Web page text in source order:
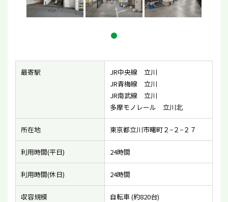
最寄駅
JR中央線 立川
JR青梅線 立川
JR南武線 立川
多摩モノレール 立川北
所在地 東京都立川市曙町２−２−２７
利用時間(平日) 24時間
利用時間(休日) 24時間
収容規模 自転車 (約820台)